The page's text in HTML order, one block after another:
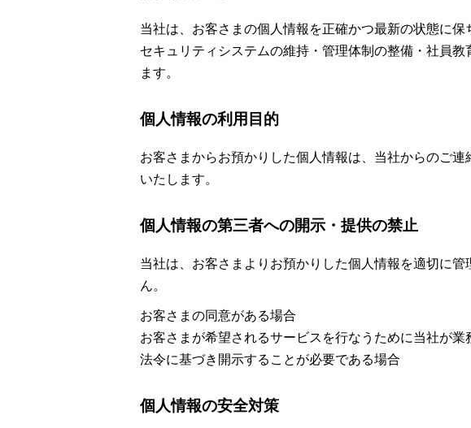
当社は、お客さまの個人情報を正確かつ最新の状態に
セキュリティシステムの維持・管理体制の整備・社員
ます。
個人情報の利用目的
お客さまからお預かりした個人情報は、当社からのご
いたします。
個人情報の第三者への開示・提供の禁止
当社は、お客さまよりお預かりした個人情報を適切に
ん。
お客さまの同意がある場合
お客さまが希望されるサービスを行なうために当社が
法令に基づき開示することが必要である場合
個人情報の安全対策